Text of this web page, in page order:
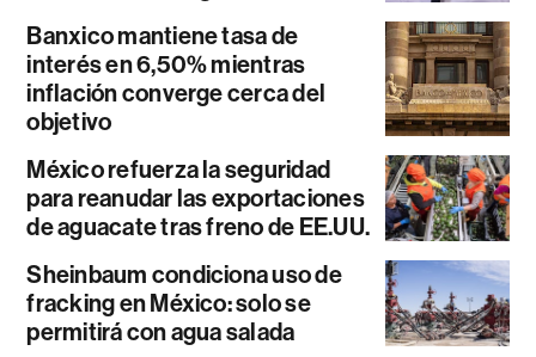
Banxico mantiene tasa de
interés en 6,50% mientras
inflación converge cerca del
objetivo
México refuerza la seguridad
para reanudar las exportaciones
de aguacate tras freno de EE.UU.
Sheinbaum condiciona uso de
fracking en México: solo se
permitirá con agua salada